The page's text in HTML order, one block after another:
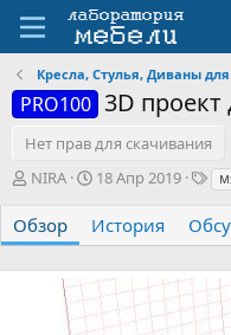
Кресла, Стулья, Диваны для
PRO100 3D
Нет прав для скачивания
А
т
о
NIRA
Д
т
а
о
з
18 Апр 2019
Т
г
и
Обзор История